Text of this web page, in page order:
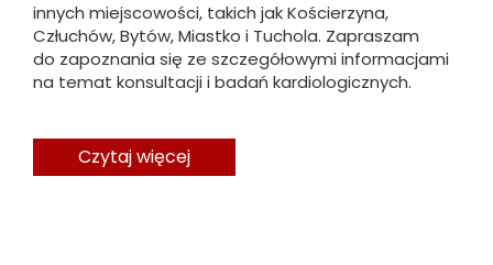
innych miejscowości, takich jak Kościerzyna,
Człuchów, Bytów, Miastko i Tuchola. Zapraszam
do zapoznania się ze szczegółowymi informacjami
na temat konsultacji i badań kardiologicznych.
Czytaj więcej